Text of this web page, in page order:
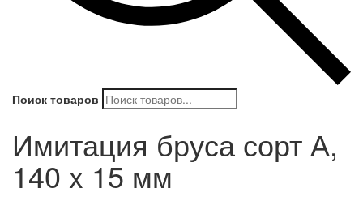
Поиск товаров
Имитация бруса сорт А,
140 x 15 мм